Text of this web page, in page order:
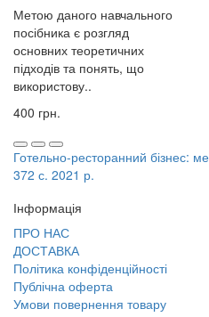
Метою даного навчального
посібника є розгляд
основних теоретичних
підходів та понять, що
використову..
400 грн.
Готельно-ресторанний бізнес:
372 с. 2021 р.
Інформація
ПРО НАС
ДОСТАВКА
Політика конфіденційності
Публічна оферта
Умови повернення товару